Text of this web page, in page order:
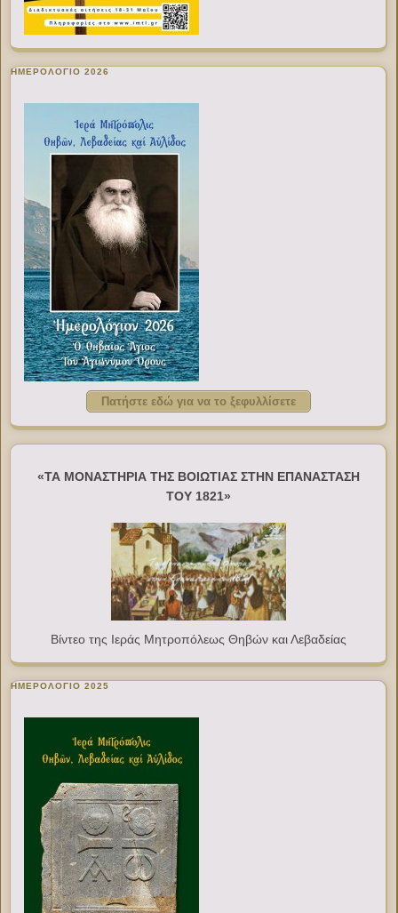
ΗΜΕΡΟΛΟΓΙΟ 2026
Πατήστε εδώ για να το ξεφυλλίσετε
«ΤΑ ΜΟΝΑΣΤΗΡΙΑ ΤΗΣ ΒΟΙΩΤΙΑΣ ΣΤΗΝ ΕΠΑΝΑΣΤΑΣΗ
ΤΟΥ 1821»
Βίντεο της Ιεράς Μητροπόλεως Θηβών και Λεβαδείας
ΗΜΕΡΟΛΟΓΙΟ 2025